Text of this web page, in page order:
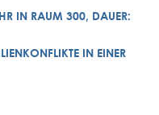
IN RAUM 300, DAUER:
IN EINER